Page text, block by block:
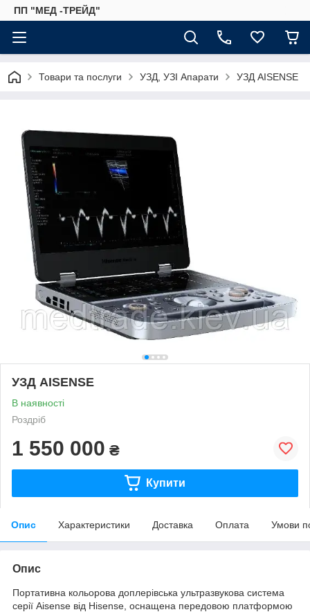
ПП "МЕД -ТРЕЙД"
Товари та послуги УЗД, УЗІ Апарати УЗД AISENSE
УЗД AISENSE
В наявності
Роздріб
1 550 000 ₴
Купити
Опис Характеристики Доставка Оплата Умови
Опис
Портативна кольорова доплерівська ультразвукова система
серії Aisense від Hisense, оснащена передовою платформою